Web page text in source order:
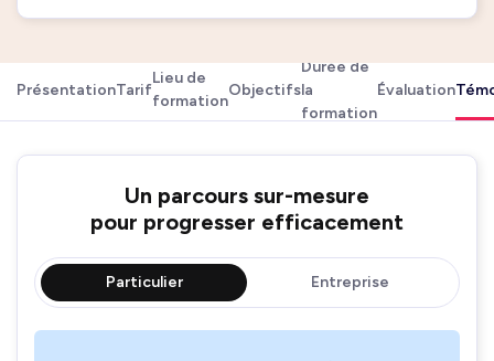
PrésentationTarif
Lieu de
formation
Objectifs
Durée de
la
formation
Évaluation
Un parcours sur-mesure
pour progresser efficacement
Particulier Entreprise